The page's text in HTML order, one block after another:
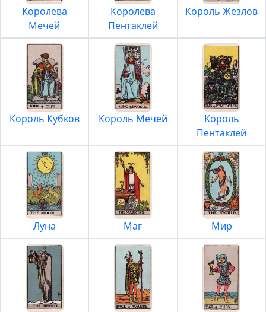
Королева
Мечей
Королева
Пентаклей
Король Жезлов
Король Кубков Король Мечей
Король
Пентаклей
Луна Маг Мир